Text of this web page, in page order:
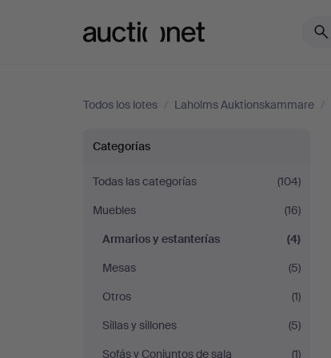
Todos los lotes / Laholms Auktionskammare /
Armarios
y
estanterías
en
Laholms
Auktionskammare
Categorías
Todas las categorías
(104)
Muebles
(16)
Armarios y estanterías
(4)
Mesas
(5)
Otros
(1)
Sillas y sillones
(5)
Sofás y Conjuntos de sala
(1)